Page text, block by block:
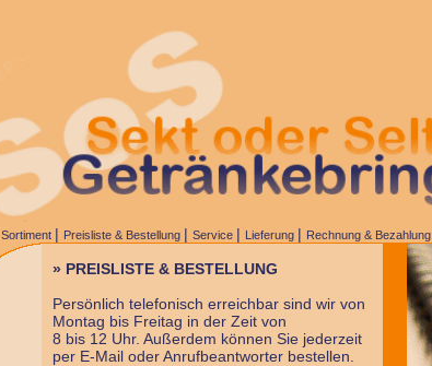
Sortiment | Preisliste & Bestellung | Service | Lieferung | Rechnung & Bezahlung
» PREISLISTE & BESTELLUNG
Persönlich telefonisch erreichbar sind wir von
Montag bis Freitag in der Zeit von
8 bis 12 Uhr. Außerdem können Sie jederzeit
per E-Mail oder Anrufbeantworter bestellen.